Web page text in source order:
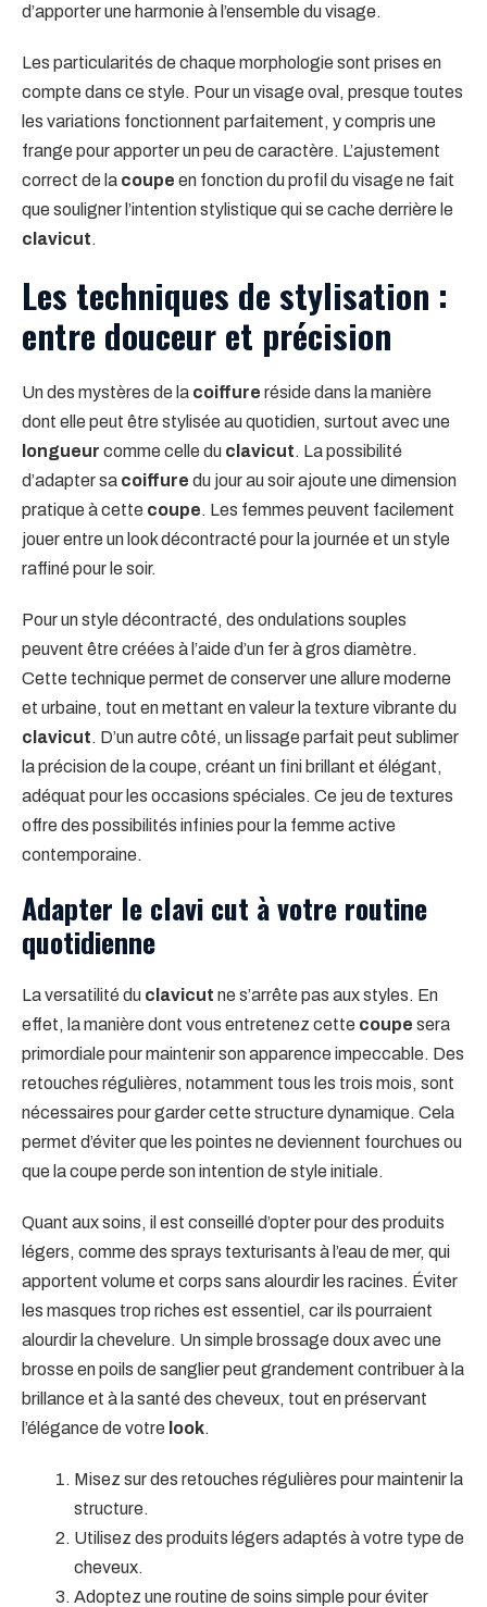
d’apporter une harmonie à l’ensemble du visage.
Les particularités de chaque morphologie sont prises en
compte dans ce style. Pour un visage oval, presque toutes
les variations fonctionnent parfaitement, y compris une
frange pour apporter un peu de caractère. L’ajustement
correct de la coupe en fonction du profil du visage ne fait
que souligner l’intention stylistique qui se cache derrière le
clavicut.
Les techniques de stylisation :
entre douceur et précision
Un des mystères de la coiffure réside dans la manière
dont elle peut être stylisée au quotidien, surtout avec une
longueur comme celle du clavicut. La possibilité
d’adapter sa coiffure du jour au soir ajoute une dimension
pratique à cette coupe. Les femmes peuvent facilement
jouer entre un look décontracté pour la journée et un style
raffiné pour le soir.
Pour un style décontracté, des ondulations souples
peuvent être créées à l’aide d’un fer à gros diamètre.
Cette technique permet de conserver une allure moderne
et urbaine, tout en mettant en valeur la texture vibrante du
clavicut. D’un autre côté, un lissage parfait peut sublimer
la précision de la coupe, créant un fini brillant et élégant,
adéquat pour les occasions spéciales. Ce jeu de textures
offre des possibilités infinies pour la femme active
contemporaine.
Adapter le clavi cut à votre routine
quotidienne
La versatilité du clavicut ne s’arrête pas aux styles. En
effet, la manière dont vous entretenez cette coupe sera
primordiale pour maintenir son apparence impeccable. Des
retouches régulières, notamment tous les trois mois, sont
nécessaires pour garder cette structure dynamique. Cela
permet d’éviter que les pointes ne deviennent fourchues ou
que la coupe perde son intention de style initiale.
Quant aux soins, il est conseillé d’opter pour des produits
légers, comme des sprays texturisants à l’eau de mer, qui
apportent volume et corps sans alourdir les racines. Éviter
les masques trop riches est essentiel, car ils pourraient
alourdir la chevelure. Un simple brossage doux avec une
brosse en poils de sanglier peut grandement contribuer à la
brillance et à la santé des cheveux, tout en préservant
l’élégance de votre look.
Misez sur des retouches régulières pour maintenir la
structure.
Utilisez des produits légers adaptés à votre type de
cheveux.
Adoptez une routine de soins simple pour éviter